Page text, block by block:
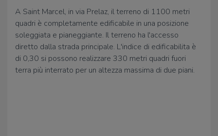
A Saint Marcel, in via Prelaz, il terreno di 1100 metri
quadri è completamente edificabile in una posizione
soleggiata e pianeggiante. Il terreno ha l'accesso
diretto dalla strada principale. L'indice di edificabilita è
di 0,30 si possono realizzare 330 metri quadri fuori
terra più interrato per un altezza massima di due piani.